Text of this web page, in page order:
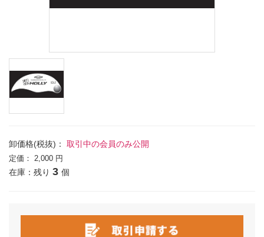
卸価格(税抜)： 取引中の会員のみ公開
定価： 2,000 円
在庫：残り 3 個